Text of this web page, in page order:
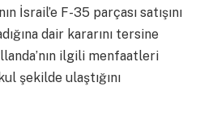
İsrail’e F-35 parçası satışını
dair kararını tersine
ilgili menfaatleri
şekilde ulaştığını